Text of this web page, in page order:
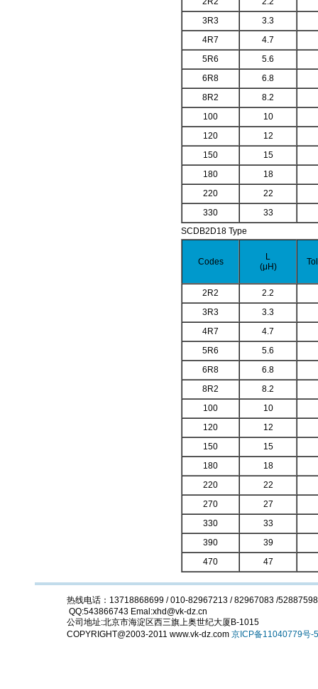
3R3
3.3
4R7
4.7
5R6
5.6
6R8
6.8
8R2
8.2
100
10
120
12
150
15
180
18
220
22
330
33
SCDB2D18 Type
Codes
L
(μH)
2R2
2.2
3R3
3.3
4R7
4.7
5R6
5.6
6R8
6.8
8R2
8.2
100
10
120
12
150
15
180
18
220
22
270
27
330
33
390
39
470
47
热线电话：13718868699 / 010-82967213 / 82967083 /
QQ:543866743 Emal:xhd@vk-dz.cn
公司地址:北京市海淀区西三旗上奥世纪大厦B-1015
COPYRIGHT@2003-2011 www.vk-dz.com 京ICP备11040779号-5